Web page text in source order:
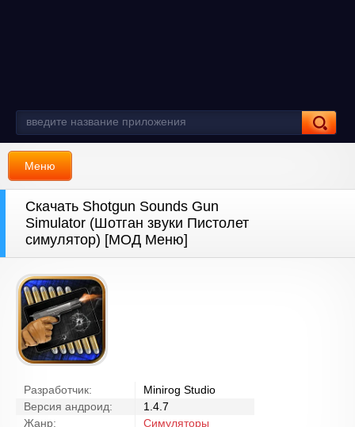
Меню
Скачать Shotgun Sounds Gun
Simulator (Шотган звуки Пистолет
симулятор) [МОД Меню]
Разработчик:
Minirog Studio
Версия андроид:
1.4.7
Жанр:
Симуляторы